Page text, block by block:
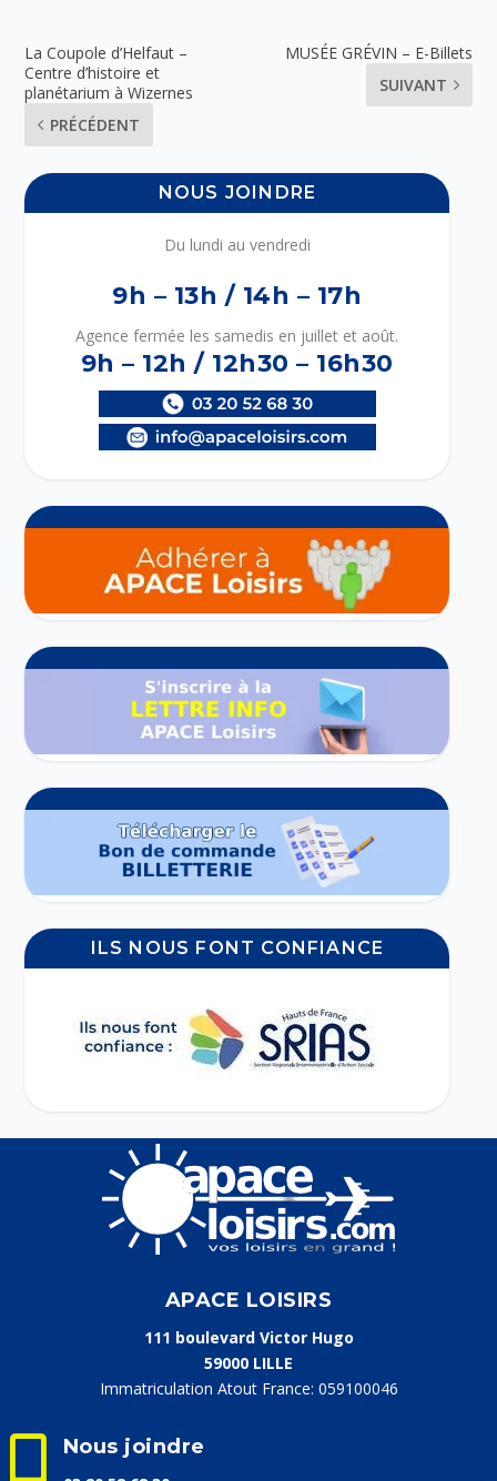
La Coupole d’Helfaut –
Centre d’histoire et
planétarium à Wizernes
PRÉCÉDENT
MUSÉE GRÉVIN – E-Billets
SUIVANT
NOUS JOINDRE
Du lundi au vendredi
9h – 13h / 14h – 17h
Agence fermée les samedis en juillet et août.
9h – 12h / 12h30 – 16h30
ILS NOUS FONT CONFIANCE
APACE LOISIRS
111 boulevard Victor Hugo
59000 LILLE
Immatriculation Atout France: 059100046
 Nous joindre